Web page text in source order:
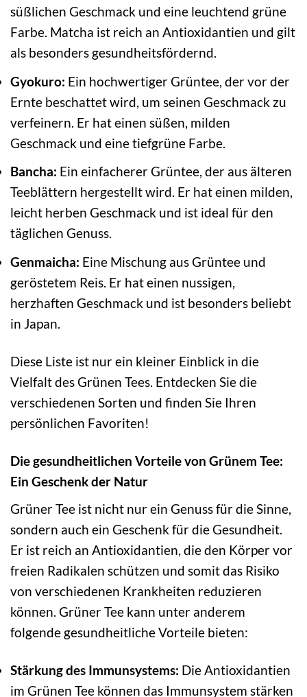
süßlichen Geschmack und eine leuchtend grüne
Farbe. Matcha ist reich an Antioxidantien und gilt
als besonders gesundheitsfördernd.
Gyokuro: Ein hochwertiger Grüntee, der vor der
Ernte beschattet wird, um seinen Geschmack zu
verfeinern. Er hat einen süßen, milden
Geschmack und eine tiefgrüne Farbe.
Bancha: Ein einfacherer Grüntee, der aus älteren
Teeblättern hergestellt wird. Er hat einen milden,
leicht herben Geschmack und ist ideal für den
täglichen Genuss.
Genmaicha: Eine Mischung aus Grüntee und
geröstetem Reis. Er hat einen nussigen,
herzhaften Geschmack und ist besonders beliebt
in Japan.
Diese Liste ist nur ein kleiner Einblick in die
Vielfalt des Grünen Tees. Entdecken Sie die
verschiedenen Sorten und finden Sie Ihren
persönlichen Favoriten!
Die gesundheitlichen Vorteile von Grünem Tee:
Ein Geschenk der Natur
Grüner Tee ist nicht nur ein Genuss für die Sinne,
sondern auch ein Geschenk für die Gesundheit.
Er ist reich an Antioxidantien, die den Körper vor
freien Radikalen schützen und somit das Risiko
von verschiedenen Krankheiten reduzieren
können. Grüner Tee kann unter anderem
folgende gesundheitliche Vorteile bieten:
Stärkung des Immunsystems: Die Antioxidantien
im Grünen Tee können das Immunsystem stärken